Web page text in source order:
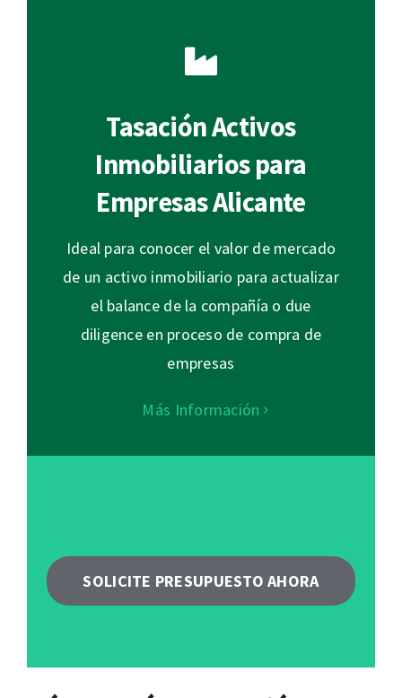
Tasación Activos
Inmobiliarios para
Empresas Alicante
Ideal para conocer el valor de mercado
de un activo inmobiliario para actualizar
el balance de la compañía o due
diligence en proceso de compra de
empresas
Más Información
SOLICITE PRESUPUESTO AHORA